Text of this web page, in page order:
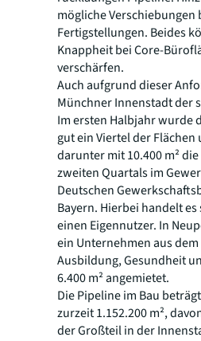
mögliche Verschiebungen
Fertigstellungen. Beides
Knappheit bei Core-
verschärfen.
Auch aufgrund dieser
Münchner Innenstadt der
Im ersten Halbjahr wurde
gut ein Viertel der Flächen
darunter mit 10.400 m²
zweiten Quartals im
Deutschen
Bayern. Hierbei handelt
einen Eigennutzer. In
ein Unternehmen aus
Ausbildung, Gesundheit
6.400 m² angemietet.
Die Pipeline im Bau
zurzeit 1.152.200 m²,
der Großteil in der